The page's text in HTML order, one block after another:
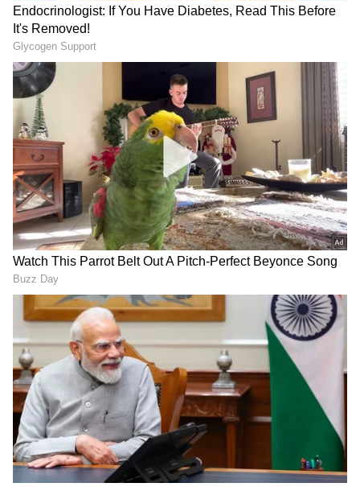
RECOMMENDED STORIES
ರಷ್ಯನ್ ಹುಡ್ಗೀರು ನೋಡೋಕೆ
ಸೂಪರ್; ಯೋಧರ ವಿಚಾರದಲ್ಲಿ
ಭಾರೀ ಡೇಂಜರ್! ಇಲ್ಲಿದೆ 'ಬ್ಲ್ಯಾಕ್
ವಿಡೋ' ಶಾಕಿಂಗ್ ಸ್ಕ್ಯಾಮ್!
ಯುದ್ಧಕ್ಕೆ ಹೋಗೋ ಸೈನಿಕರನ್ನು
ಯಾಕೆ ಮದುವೆ ಆಗ್ತಿದ್ದಾರೆ
ಹುಡುಗಿಯರು? ಬ್ಲಾಕ್ ವಿಡೋ
Age is just a number!
ವಿಮಾನದ ರೆಕ್ಕೆ ಮೇಲೆ ನಿಂತು
ಹಾರಿದ 97 ವರ್ಷದ ಅಜ್ಜಿ..
ಬೆರಗುಗೊಳಿಸೋ ವಿಡಿಯೋ
ರಷ್ಯಾ ಆಧ್ಯಕ್ಷ ಪುಟಿನ್ 194 ವರ್ಷ
ಬದುಕ್ತಾರಾ? ದುರ್ಬಲಗೊಳ್ಳೋ
ಜೀವಕೋಶಗಳ ನಿಯಂತ್ರಣ